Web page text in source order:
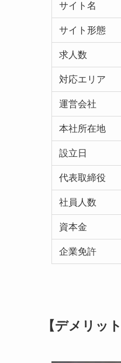
サイト名
サイト形態
求人数
対応エリア
運営会社
本社所在地
設立日
代表取締役
社員人数
資本金
企業免許
【デメリッ